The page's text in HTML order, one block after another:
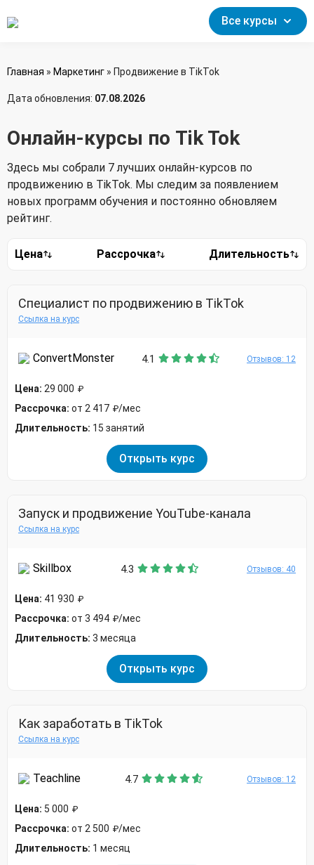
Все курсы
Главная » Маркетинг » Продвижение в TikTok
Дата обновления: 07.08.2026
Онлайн-курсы по Tik Tok
Здесь мы собрали 7 лучших онлайн-курсов по
продвижению в TikTok. Мы следим за появлением
новых программ обучения и постоянно обновляем
рейтинг.
Цена Рассрочка Длительность
Специалист по продвижению в TikTok
Ссылка на курс
ConvertMonster 4.1 Отзывов: 12
Цена: 29 000 ₽
Рассрочка: от 2 417 ₽/мес
Длительность: 15 занятий
Открыть курс
Запуск и продвижение YouTube-канала
Ссылка на курс
Skillbox 4.3 Отзывов: 40
Цена: 41 930 ₽
Рассрочка: от 3 494 ₽/мес
Длительность: 3 месяца
Открыть курс
Как заработать в TikTok
Ссылка на курс
Teachline 4.7 Отзывов: 12
Цена: 5 000 ₽
Рассрочка: от 2 500 ₽/мес
Длительность: 1 месяц